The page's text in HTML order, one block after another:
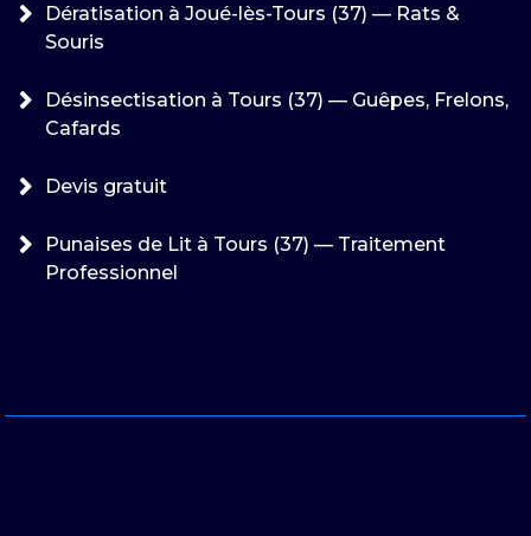
Dératisation à Joué-lès-Tours (37) — Rats &
Souris
Désinsectisation à Tours (37) — Guêpes, Frelons,
Cafards
Devis gratuit
Punaises de Lit à Tours (37) — Traitement
Professionnel